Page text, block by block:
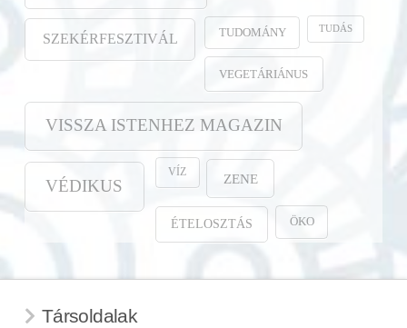
SZEKÉRFESZTIVÁL TUDOMÁNY TUDÁS
VEGETÁRIÁNUS
VISSZA ISTENHEZ MAGAZIN
VÉDIKUS
VÍZ ZENE
ÉTELOSZTÁS ÖKO
Társoldalak